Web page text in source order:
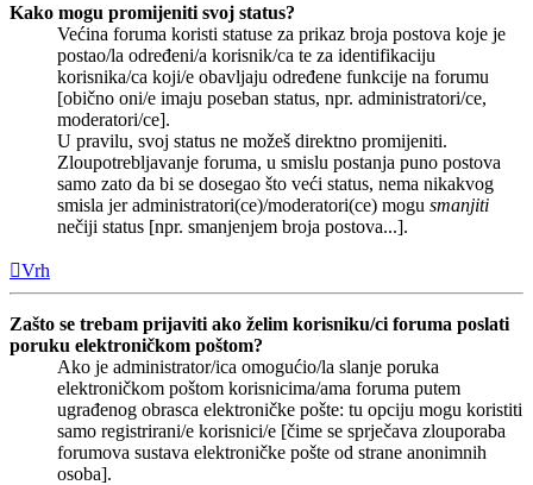
Kako mogu promijeniti svoj status?
Većina foruma koristi statuse za prikaz broja postova koje je
postao/la određeni/a korisnik/ca te za identifikaciju
korisnika/ca koji/e obavljaju određene funkcije na forumu
[obično oni/e imaju poseban status, npr. administratori/ce,
moderatori/ce].
U pravilu, svoj status ne možeš direktno promijeniti.
Zloupotrebljavanje foruma, u smislu postanja puno postova
samo zato da bi se dosegao što veći status, nema nikakvog
smisla jer administratori(ce)/moderatori(ce) mogu smanjiti
nečiji status [npr. smanjenjem broja postova...].
Vrh
Zašto se trebam prijaviti ako želim korisniku/ci foruma poslati
poruku elektroničkom poštom?
Ako je administrator/ica omogućio/la slanje poruka
elektroničkom poštom korisnicima/ama foruma putem
ugrađenog obrasca elektroničke pošte: tu opciju mogu koristiti
samo registrirani/e korisnici/e [čime se sprječava zlouporaba
forumova sustava elektroničke pošte od strane anonimnih
osoba].